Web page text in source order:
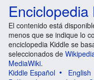
Enciclopedia
El contenido está
menos que se indique lo
enciclopedia Kiddle se
seleccionados de
MediaWiki.
Kiddle Español
English